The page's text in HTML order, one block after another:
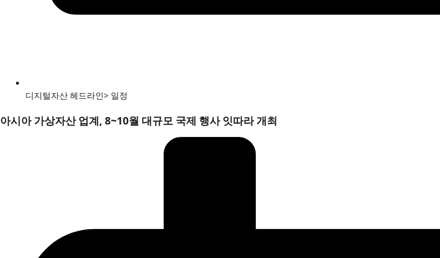
디지털자산 헤드라인> 일정
아시아 가상자산 업계, 8~10월 대규모 국제 행사 잇따라 개최